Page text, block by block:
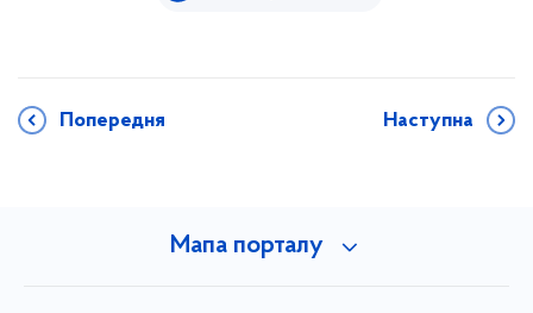
Попередня Наступна
Мапа порталу